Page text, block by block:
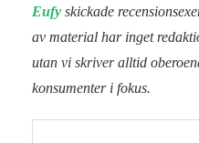
Eufy skickade
av material har inget
utan vi skriver alltid
konsumenter i fokus.